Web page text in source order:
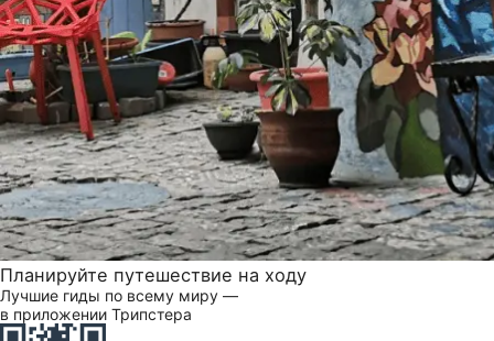
Планируйте путешествие на ходу
Лучшие гиды по всему миру —
в приложении Трипстера